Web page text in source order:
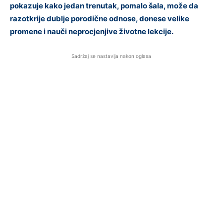
pokazuje kako jedan trenutak, pomalo šala, može da
razotkrije dublje porodične odnose, donese velike
promene i nauči neprocjenjive životne lekcije.
Sadržaj se nastavlja nakon oglasa